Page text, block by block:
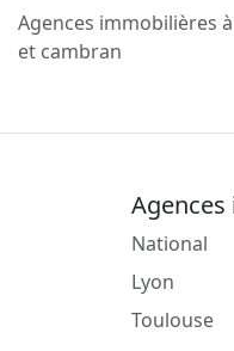
Agences immobilières
et cambran
National
Lyon
Toulouse